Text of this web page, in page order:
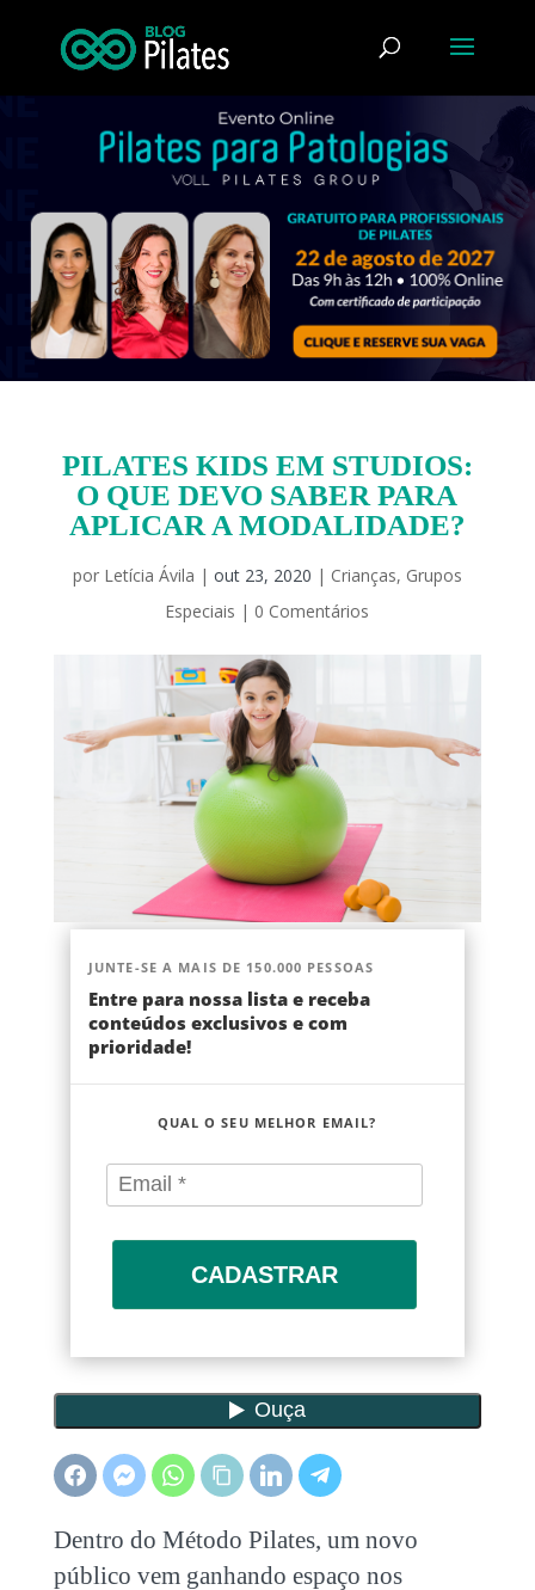
PILATES KIDS EM STUDIOS:
O QUE DEVO SABER PARA
APLICAR A MODALIDADE?
por Letícia Ávila | out 23, 2020 | Crianças, Grupos
Especiais | 0 Comentários
JUNTE-SE A MAIS DE 150.000 PESSOAS
Entre para nossa lista e receba
conteúdos exclusivos e com
prioridade!
QUAL O SEU MELHOR EMAIL?
CADASTRAR
Dentro do Método Pilates, um novo
público vem ganhando espaço nos